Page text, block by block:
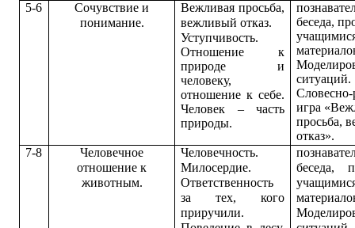
5-6
Сочувствие и
понимание.
Вежливая просьба,
вежливый отказ.
Уступчивость.
Отношение к
природе и
человеку,
отношение к себе.
Человек – часть
природы.
п
беседа,
ситуаций.
Словесно-
игра
просьба,
отказ».
7-8
Человечное
отношение к
животным.
Человечность.
Милосердие.
Ответственность
за тех, кого
приручили.
п
беседа,